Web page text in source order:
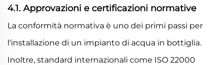
4.1. Approvazioni e certificazioni normative
La conformità normativa è uno dei primi passi per
l'installazione di un impianto di acqua in bottiglia.
Inoltre, standard internazionali come ISO 22000